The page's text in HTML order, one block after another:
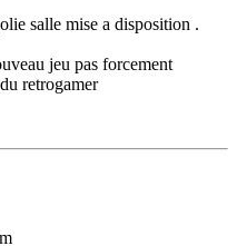
salle mise a disposition .
jeu pas forcement
retrogamer